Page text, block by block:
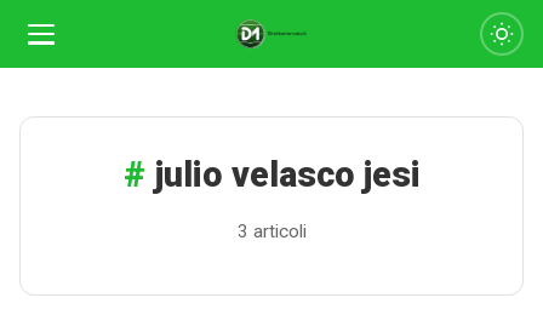
julio velasco jesi
3 articoli